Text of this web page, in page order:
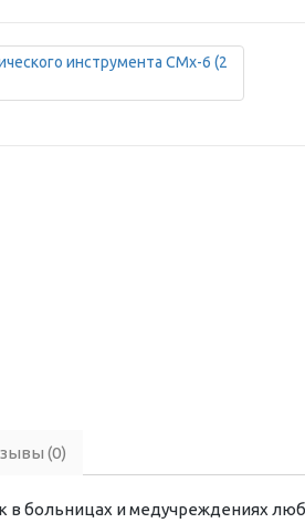
(0)
в больницах и медучреждениях